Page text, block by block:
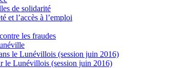
de solidarité
et l’accès à l’emploi
les fraudes
le Lunévillois (session juin 2016)
le Lunévillois (session juin 2016)